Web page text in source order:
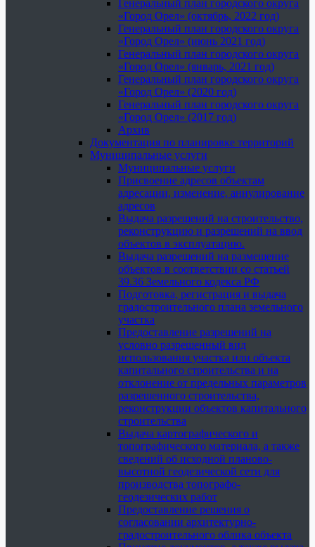
Генеральный план городского округа
«Город Орел» (октябрь, 2022 год)
Генеральный план городского округа
«Город Орел» (июнь 2021 год)
Генеральный план городского округа
«Город Орел» (январь, 2021 год)
Генеральный план городского округа
«Город Орел» (2020 год)
Генеральный план городского округа
«Город Орел» (2017 год)
Архив
Документация по планировке территорий
Муниципальные услуги
Муниципальные услуги
Присвоение адресов объектам
адресации, изменение, аннулирование
адресов
Выдача разрешений на строительство,
реконструкцию и разрешений на ввод
объектов в эксплуатацию.
Выдача разрешений на размещение
объектов в соответствии со статьей
39.36 Земельного кодекса РФ
Подготовка, регистрация и выдача
градостроительного плана земельного
участка
Предоставление разрешений на
условно разрешенный вид
использования участка или объекта
капитального строительства и на
отклонение от предельных параметров
разрешенного строительства,
реконструкции объектов капитального
строительства
Выдача картографического и
топографического материала, а также
сведений об исходной планово-
высотной геодезической сети для
производства топографо-
геодезических работ
Предоставление решения о
согласовании архитектурно-
градостроительного облика объекта